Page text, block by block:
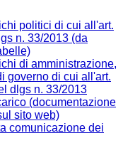
politici di cui all'art.
n. 33/2013 (da
di amministrazione,
governo di cui all'art.
dlgs n. 33/2013
(documentazione
sito web)
comunicazione dei